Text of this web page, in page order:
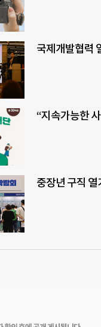
국제개발협력
“지속가능한
중장년 구직